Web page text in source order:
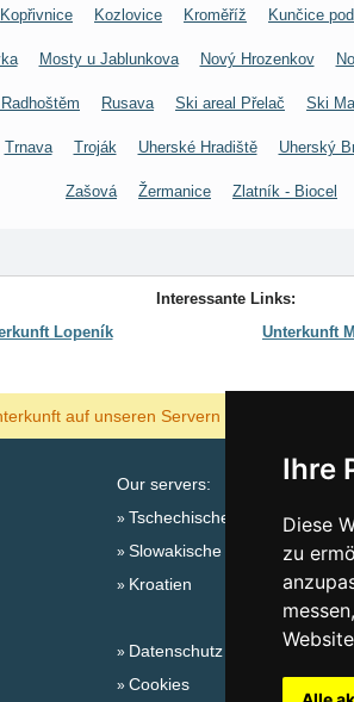
Ihre
Diese
zu
Kopřivnice Kozlovice Kroměříž Kunčice
Mosty u Jablunkova Nový Hrozenkov
Rusava Ski areal Přelač Ski
Trnava Troják Uherské Hradiště Uherský
Zašová Žermanice Zlatník - Biocel
Interessante Links:
Lopeník Unterkunft
auf unseren Servern am billigsten?
Our servers:
Tschechische Gebirge
Slowakische Gebirge
Kroatien
Datenschutz
Cookies